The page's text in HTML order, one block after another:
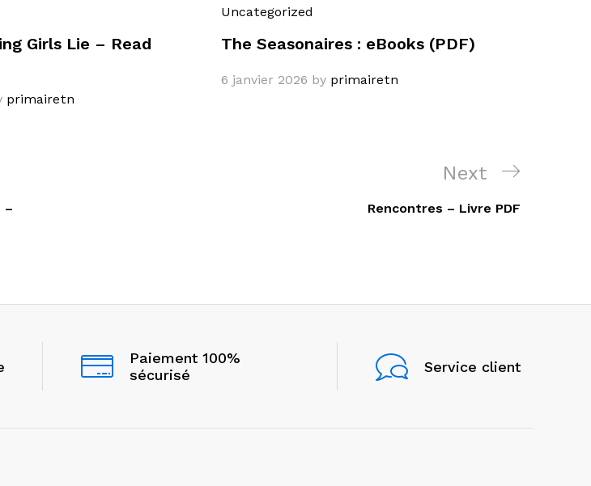
Girls Lie – Read
primairetn
Uncategorized
The Seasonaires : eBooks (PDF)
6 janvier 2026 by primairetn
–
Next
Post
Next
Rencontres – Livre PDF
Paiement 100%
sécurisé
Service client